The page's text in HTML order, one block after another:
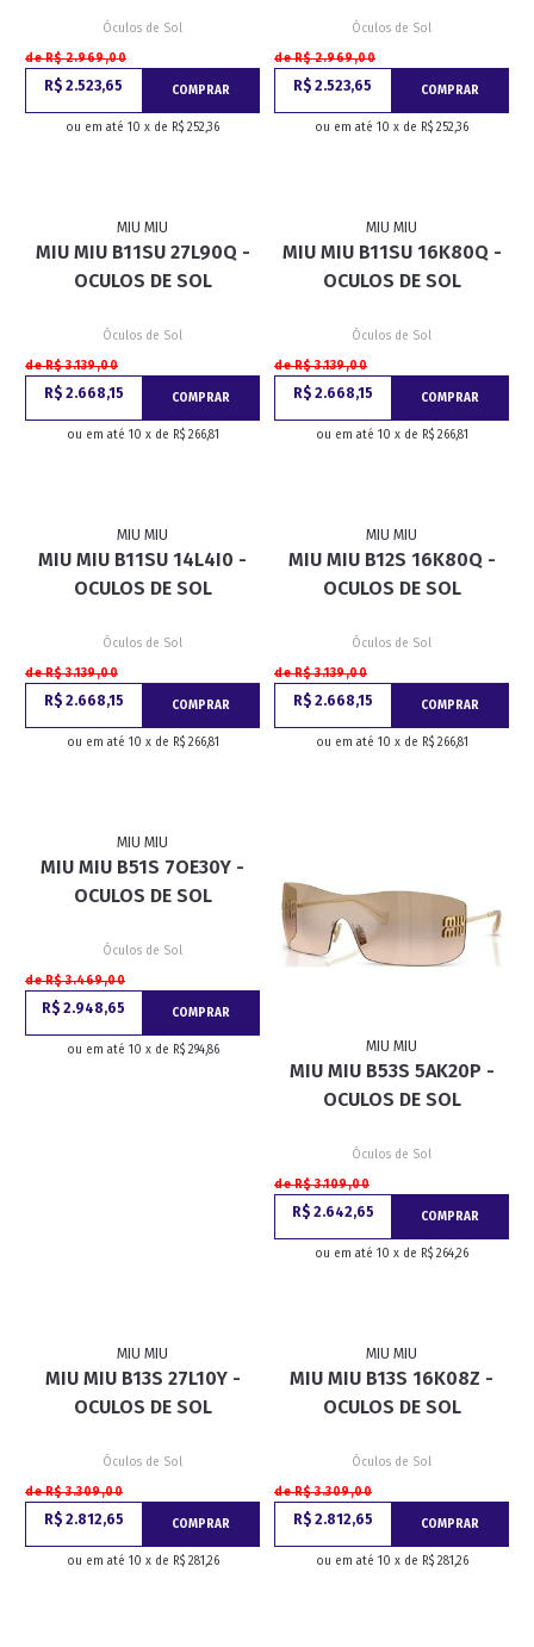
Óculos de Sol
de R$ 2.969,00
R$ 2.523,65 COMPRAR
ou em até 10 x de R$ 252,36
Óculos de Sol
de R$ 2.969,00
R$ 2.523,65 COMPRAR
ou em até 10 x de R$ 252,36
MIU MIU
MIU MIU B11SU 27L90Q -
OCULOS DE SOL
Óculos de Sol
de R$ 3.139,00
R$ 2.668,15 COMPRAR
ou em até 10 x de R$ 266,81
MIU MIU
MIU MIU B11SU 16K80Q -
OCULOS DE SOL
Óculos de Sol
de R$ 3.139,00
R$ 2.668,15 COMPRAR
ou em até 10 x de R$ 266,81
MIU MIU
MIU MIU B11SU 14L4I0 -
OCULOS DE SOL
Óculos de Sol
de R$ 3.139,00
R$ 2.668,15 COMPRAR
ou em até 10 x de R$ 266,81
MIU MIU
MIU MIU B12S 16K80Q -
OCULOS DE SOL
Óculos de Sol
de R$ 3.139,00
R$ 2.668,15 COMPRAR
ou em até 10 x de R$ 266,81
MIU MIU
MIU MIU B51S 7OE30Y -
OCULOS DE SOL
Óculos de Sol
de R$ 3.469,00
R$ 2.948,65 COMPRAR
ou em até 10 x de R$ 294,86 MIU MIU
MIU MIU B53S 5AK20P -
OCULOS DE SOL
Óculos de Sol
de R$ 3.109,00
R$ 2.642,65 COMPRAR
ou em até 10 x de R$ 264,26
MIU MIU
MIU MIU B13S 27L10Y -
OCULOS DE SOL
Óculos de Sol
de R$ 3.309,00
R$ 2.812,65 COMPRAR
ou em até 10 x de R$ 281,26
MIU MIU
MIU MIU B13S 16K08Z -
OCULOS DE SOL
Óculos de Sol
de R$ 3.309,00
R$ 2.812,65 COMPRAR
ou em até 10 x de R$ 281,26